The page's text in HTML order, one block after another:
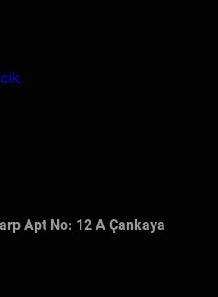
Apt No: 12 A Çankaya